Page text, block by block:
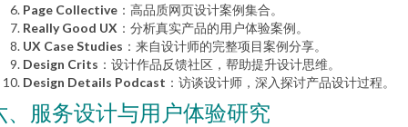
Page Collective ：高品质网页设计案例集合。
Really Good UX ：分析真实产品的用户体验案例。
UX Case Studies ：来自设计师的完整项目案例分享。
Design Crits ：设计作品反馈社区，帮助提升设计思维。
Design Details Podcast ：访谈设计师，深入探讨产品设计过程。
、服务设计与用户体验研究